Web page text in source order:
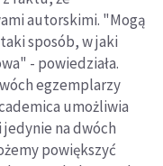
autorskimi. "Mogą
sposób, w jaki
- powiedziała.
egzemplarzy
umożliwia
na dwóch
powiększyć